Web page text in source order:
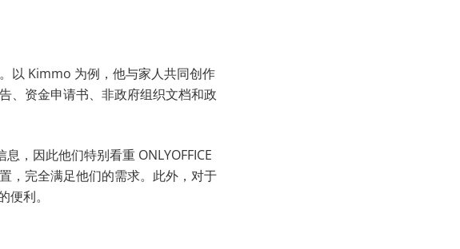
以 Kimmo 为例，他与家人共同创作
、资金申请书、非政府组织文档和政
，因此他们特别看重 ONLYOFFICE
，完全满足他们的需求。此外，对于
利。